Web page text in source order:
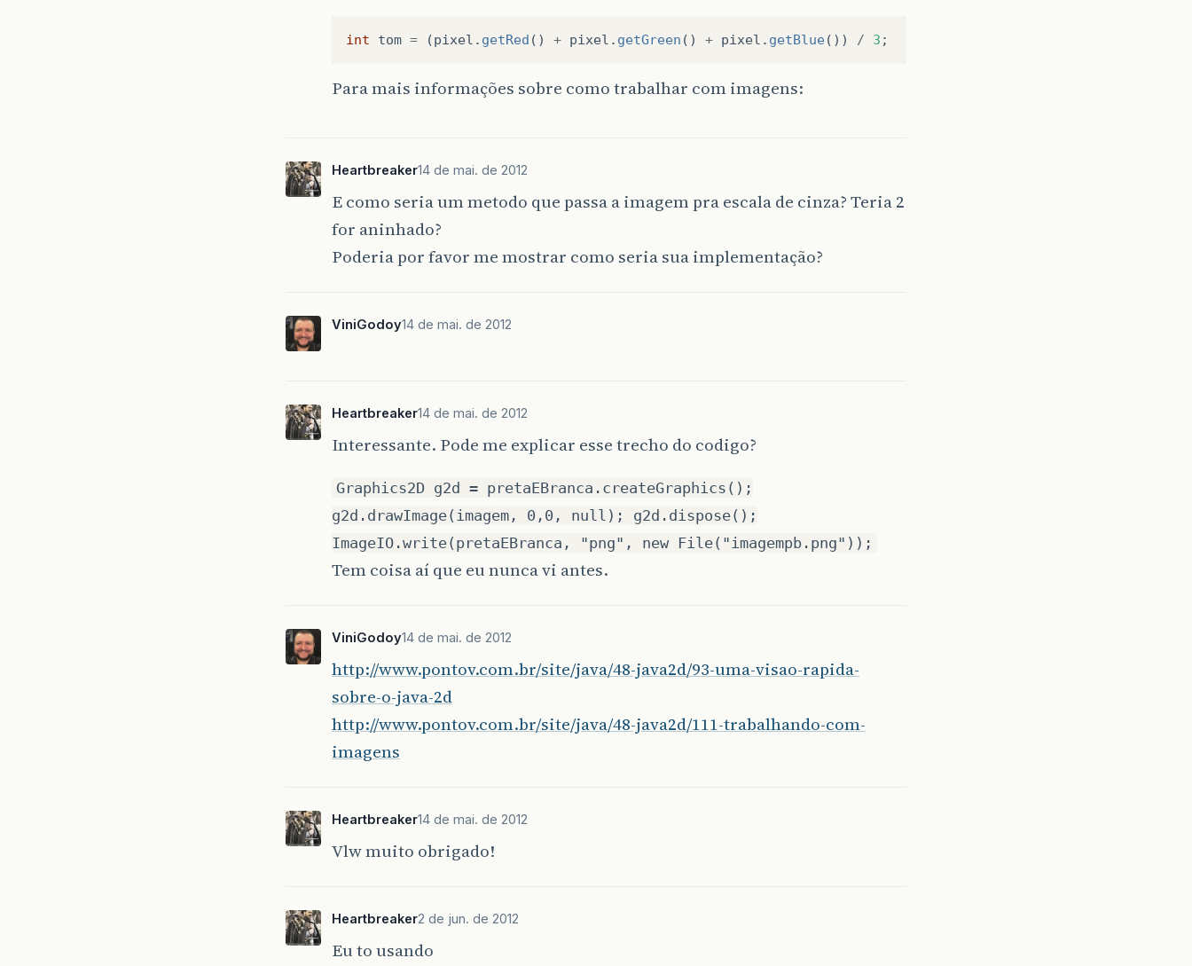
int tom = (pixel . getRed () + pixel . getGreen () + pixel . getBlue()) / 3 ;
Para mais informações sobre como trabalhar com imagens:
Heartbreaker14 de mai. de 2012
E como seria um metodo que passa a imagem pra escala de cinza? Teria 2
for aninhado?
Poderia por favor me mostrar como seria sua implementação?
ViniGodoy14 de mai. de 2012
Heartbreaker14 de mai. de 2012
Interessante. Pode me explicar esse trecho do codigo?
Graphics2D g2d = pretaEBranca.createGraphics();
g2d.drawImage(imagem, 0,0, null); g2d.dispose();
ImageIO.write(pretaEBranca, "png", new File("imagempb.png"));
Tem coisa aí que eu nunca vi antes.
ViniGodoy14 de mai. de 2012
http://www.pontov.com.br/site/java/48-java2d/93-uma-visao-rapida-
sobre-o-java-2d
http://www.pontov.com.br/site/java/48-java2d/111-trabalhando-com-
imagens
Heartbreaker14 de mai. de 2012
Vlw muito obrigado!
Heartbreaker2 de jun. de 2012
Eu to usando